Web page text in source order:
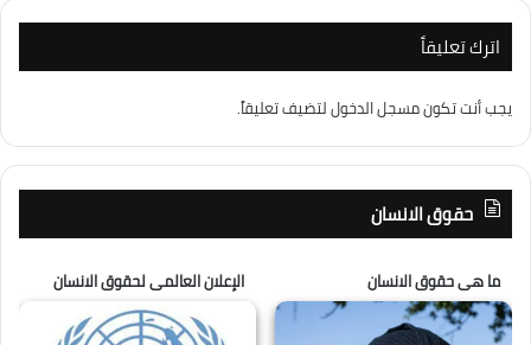
اترك تعليقاً
يجب أنت تكونمسجل الدخوللتضيف تعليقاً.
حقوق الانسان
ما هى حقوق الانسان الإعلان العالمى لحقوق الانسان